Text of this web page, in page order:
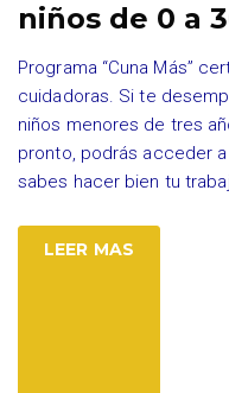
niños de 0 a
Programa “Cuna Más”
cuidadoras. Si te
niños menores de tres
pronto, podrás acceder
sabes hacer bien tu
LEER MAS